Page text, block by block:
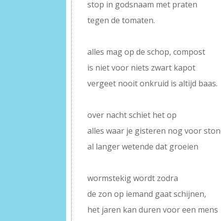
stop in godsnaam met praten
tegen de tomaten.
alles mag op de schop, compost
is niet voor niets zwart kapot
vergeet nooit onkruid is altijd baas.
over nacht schiet het op
alles waar je gisteren nog voor
al langer wetende dat groeien
wormstekig wordt zodra
de zon op iemand gaat schijnen,
het jaren kan duren voor een mens